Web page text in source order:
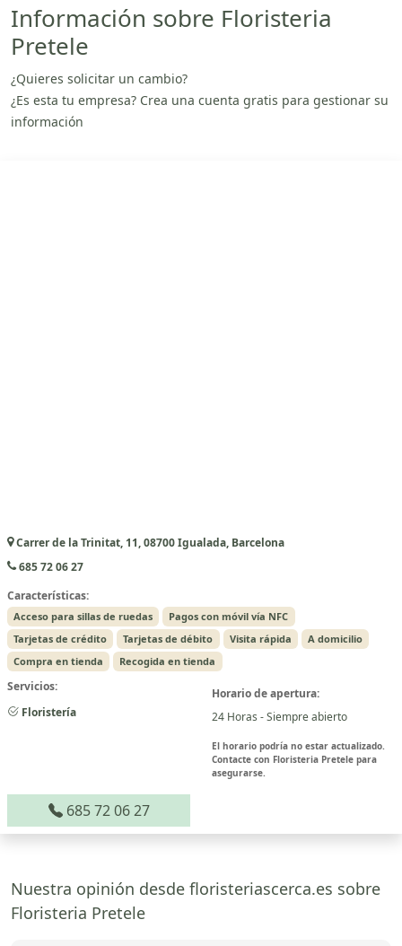
Información sobre Floristeria
Pretele
¿Quieres solicitar un cambio?
¿Es esta tu empresa? Crea una cuenta gratis para gestionar su
información
Carrer de la Trinitat, 11, 08700 Igualada, Barcelona
685 72 06 27
Características:
Acceso para sillas de ruedas
Pagos con móvil vía NFC
Tarjetas de crédito
Tarjetas de débito Visita rápida
A domicilio
Compra en tienda
Recogida en tienda
Servicios:
Floristería
Horario de apertura:
24 Horas - Siempre abierto
El horario podría no estar actualizado.
Contacte con Floristeria Pretele para
asegurarse.
685 72 06 27
Nuestra opinión desde floristeriascerca.es sobre
Floristeria Pretele